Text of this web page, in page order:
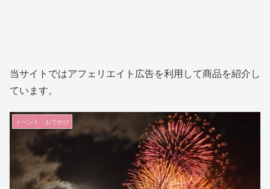
当サイトではアフェリエイト広告を利用して商品を紹介し
ています。
イベント・おでかけ